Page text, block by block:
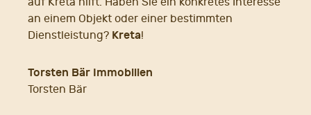
an einem Objekt oder einer bestimmten
Dienstleistung? Kreta!
Torsten Bär Immobilien
Torsten Bär